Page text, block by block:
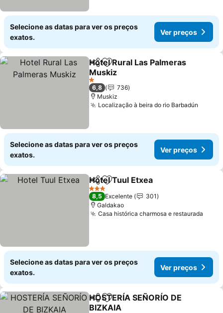
Selecione as datas para ver os preços
exatos.
Ver preços
PartilharAdicionar aos favoritos
Hotel Rural Las Palmeras
Muskiz
1 Estrelas
6,8
736
Muskiz
Localização à beira do rio Barbadún
Selecione as datas para ver os preços
exatos.
Ver preços
PartilharAdicionar aos favoritos
Hotel Tuul Etxea
3 Estrelas
8,5 Excelente
301
Galdakao
Casa histórica charmosa e restaurada
Selecione as datas para ver os preços
exatos.
Ver preços
PartilharAdicionar aos favoritos
HOSTERÍA SEÑORÍO DE
BIZKAIA